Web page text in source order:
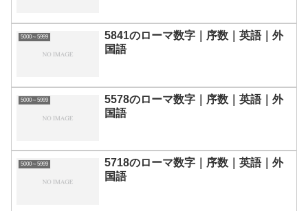
5000～5999
5841のローマ数字｜序数｜英語｜外
国語
5000～5999
5578のローマ数字｜序数｜英語｜外
国語
5000～5999
5718のローマ数字｜序数｜英語｜外
国語